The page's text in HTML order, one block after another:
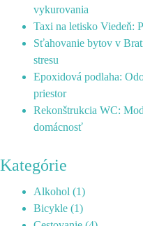
vykurovania
Taxi na letisko Viedeň:
Sťahovanie bytov v
stresu
Epoxidová podlaha:
priestor
Rekonštrukcia WC:
domácnosť
Kategórie
Alkohol (1)
Bicykle (1)